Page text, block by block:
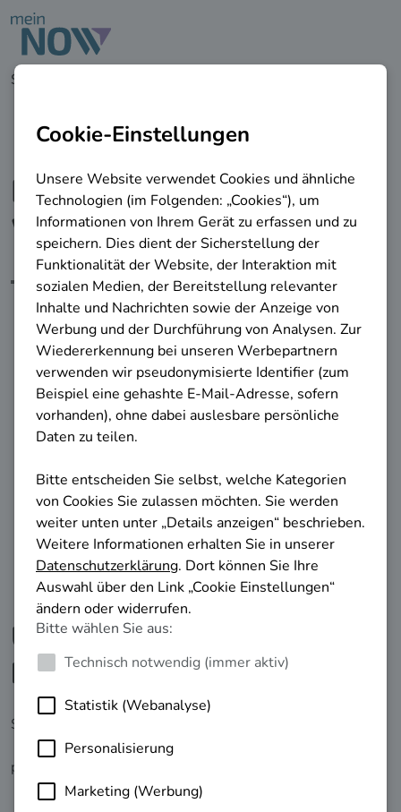
zu den Hauptinhalten springen
Startseite
Privatpersonen Unternehmen
Beratung zu beruflicher
Weiterbildung
Finden Sie Expertinnen und
Experten in Ihrer Nähe, die Sie zum
Thema Weiterbildung beraten.
Unabhängige und
kostenlose Beratung
Sie möchten sich zu Weiterbildung,
Teilqualifizierungberaten lassen? Hier finden Sie die
passende Stelle für Ihr Anliegen in Ihrer Region.